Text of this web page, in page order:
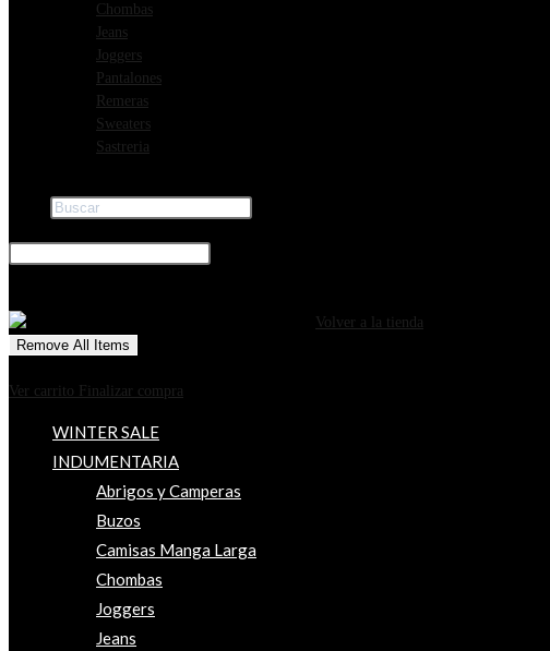
Chombas
Jeans
Joggers
Pantalones
Remeras
Sweaters
Sastreria
Volver a la tienda
Remove All Items
Ver carrito
Finalizar compra
WINTER SALE
INDUMENTARIA
Abrigos y Camperas
Buzos
Camisas Manga Larga
Chombas
Joggers
Jeans